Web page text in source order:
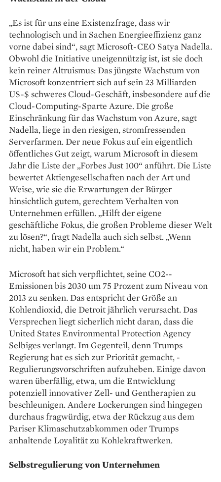
„Es ist für uns eine Existenzfrage, dass wir
technologisch und in Sachen Energie­effizienz ganz
vorne dabei sind“, sagt Microsoft-CEO Satya Nadella.
Obwohl die Initiative uneigennützig ist, ist sie doch
kein reiner Altruismus: Das jüngste Wachstum von
Microsoft konzentriert sich auf sein 23 Milliarden
US-$ schweres Cloud-Geschäft, insbesondere auf die
Cloud-Computing-Sparte Azure. Die große
Einschränkung für das Wachstum von Azure, sagt
Nadella, liege in den riesigen, stromfressenden
Serverfarmen. Der neue Fokus auf ein eigentlich
öffentliches Gut zeigt, warum Microsoft in diesem
Jahr die Liste der „Forbes Just 100“ anführt. Die Liste
bewertet Aktiengesellschaften nach der Art und
Weise, wie sie die Erwartungen der Bürger
hinsichtlich gutem, gerechtem Verhalten von
Unternehmen erfüllen. „Hilft der eigene
geschäftliche Fokus, die großen Probleme dieser Welt
zu lösen?“, fragt Nadella auch sich selbst. „Wenn
nicht, haben wir ein Problem.“
Microsoft hat sich verpflichtet, seine CO2-­
Emissionen bis 2030 um 75 Prozent zum ­Niveau von
2013 zu senken. Das entspricht der Größe an
Kohlendioxid, die Detroit jährlich verursacht. Das
Versprechen liegt sicherlich nicht daran, dass die
United States ­Environmental ­Protection Agency
Selbiges verlangt. Im Gegen­teil, denn Trumps
Regierung hat es sich zur Priorität gemacht, ­
Regulierungsvorschriften aufzuheben. Einige davon
waren überfällig, etwa, um die Entwicklung
potenziell innovativer Zell- und Gentherapien zu
beschleunigen. Andere ­Lockerungen sind hingegen
durchaus frag­würdig, etwa der Rückzug aus dem
Pariser Klimaschutzabkommen oder Trumps
anhaltende Loyalität zu ­Kohlekraftwerken.
Selbstregulierung von Unternehmen